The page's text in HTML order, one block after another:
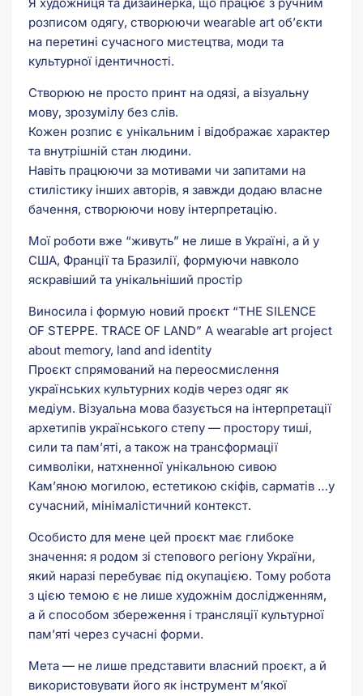
розписом одягу, створюючи wearable art об’єкти
на перетині сучасного мистецтва, моди та
культурної ідентичності.
Створюю не просто принт на одязі, а візуальну
мову, зрозумілу без слів.
Кожен розпис є унікальним і відображає характер
та внутрішній стан людини.
Навіть працюючи за мотивами чи запитами на
стилістику інших авторів, я завжди додаю власне
бачення, створюючи нову інтерпретацію.
Мої роботи вже “живуть” не лише в Україні, а й у
США, Франції та Бразилії, формуючи навколо
яскравіший та унікальніший простір
Виносила і формую новий проєкт “THE SILENCE
OF STEPPE. TRACE OF LAND” А wearable art project
about memory, land and identity
Проєкт спрямований на переосмислення
українських культурних кодів через одяг як
медіум. Візуальна мова базується на інтерпретації
архетипів українського степу — простору тиші,
сили та пам’яті, а також на трансформації
символіки, натхненної унікальною сивою
Кам’яною могилою, естетикою скіфів, сарматів …у
сучасний, мінімалістичний контекст.
Особисто для мене цей проєкт має глибоке
значення: я родом зі степового регіону України,
який наразі перебуває під окупацією. Тому робота
з цією темою є не лише художнім дослідженням,
а й способом збереження і трансляції культурної
пам’яті через сучасні форми.
Мета — не лише представити власний проєкт, а й
використовувати його як інструмент м’якої